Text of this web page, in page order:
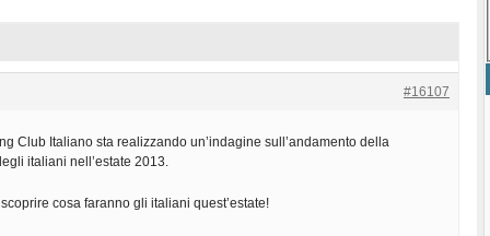
#16107
Club Italiano sta realizzando un’indagine sull’andamento della
italiani nell’estate 2013.
cosa faranno gli italiani quest’estate!